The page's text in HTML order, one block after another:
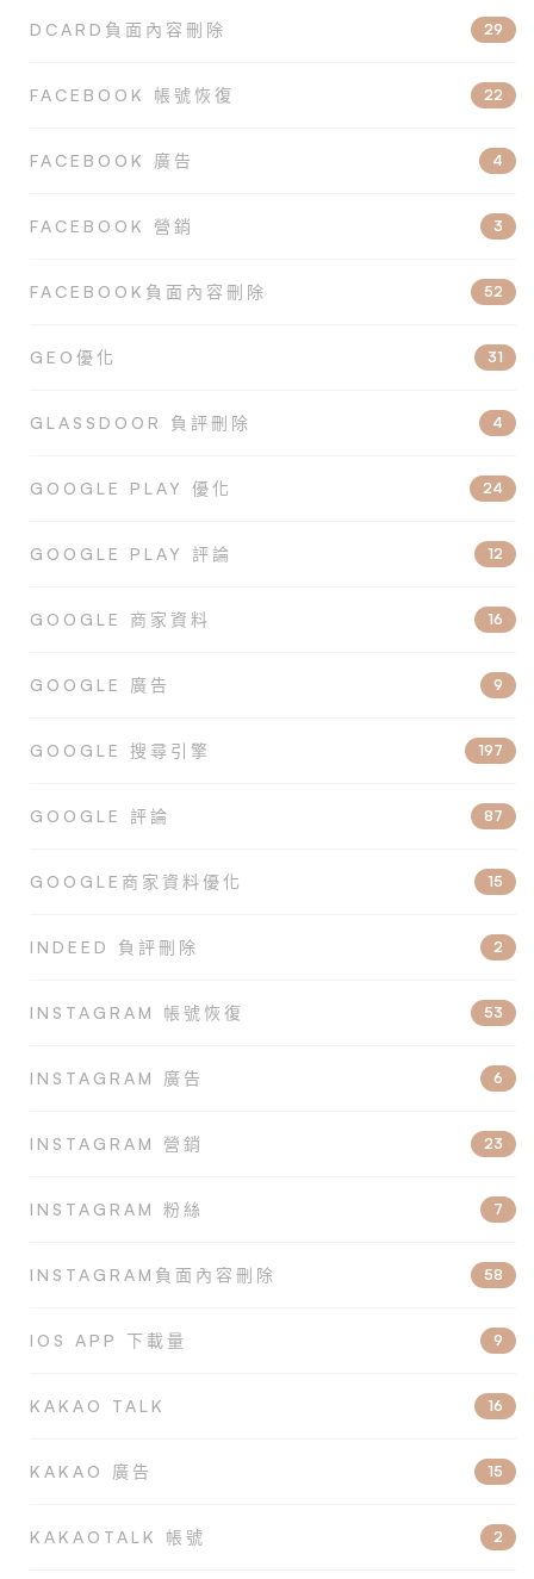
DCARD負面內容刪除 29
FACEBOOK 帳號恢復 22
FACEBOOK 廣告 4
FACEBOOK 營銷 3
FACEBOOK負面內容刪除 52
GEO優化 31
GLASSDOOR 負評刪除 4
GOOGLE PLAY 優化 24
GOOGLE PLAY 評論 12
GOOGLE 商家資料 16
GOOGLE 廣告 9
GOOGLE 搜尋引擎 197
GOOGLE 評論 87
GOOGLE商家資料優化 15
INDEED 負評刪除 2
INSTAGRAM 帳號恢復 53
INSTAGRAM 廣告 6
INSTAGRAM 營銷 23
INSTAGRAM 粉絲 7
INSTAGRAM負面內容刪除 58
IOS APP 下載量 9
KAKAO TALK 16
KAKAO 廣告 15
KAKAOTALK 帳號 2